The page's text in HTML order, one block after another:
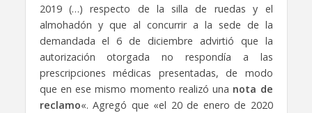
2019 (…) respecto de la silla de ruedas y el
almohadón y que al concurrir a la sede de la
demandada el 6 de diciembre advirtió que la
autorización otorgada no respondía a las
prescripciones médicas presentadas, de modo
que en ese mismo momento realizó una nota de
reclamo«. Agregó que «el 20 de enero de 2020